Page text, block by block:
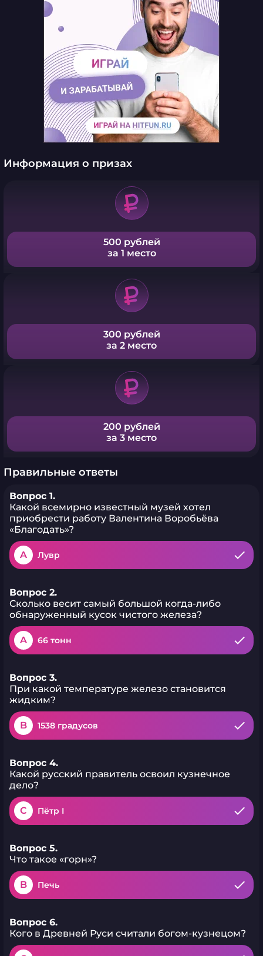
Информация о призах
500 рублей
за 1 место
300 рублей
за 2 место
200 рублей
за 3 место
Правильные ответы
Вопрос 1.
Какой всемирно известный музей хотел
приобрести работу Валентина Воробьёва
«Благодать»?
A Лувр
Вопрос 2.
Сколько весит самый большой когда-либо
обнаруженный кусок чистого железа?
A 66 тонн
Вопрос 3.
При какой температуре железо становится
жидким?
B 1538 градусов
Вопрос 4.
Какой русский правитель освоил кузнечное
дело?
C Пётр I
Вопрос 5.
Что такое «горн»?
B Печь
Вопрос 6.
Кого в Древней Руси считали богом-кузнецом?